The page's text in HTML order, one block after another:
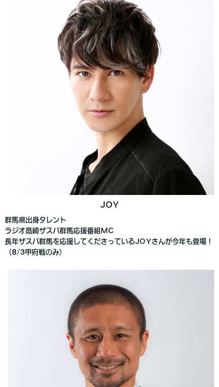
JOY
群馬県出身タレント
ラジオ高崎ザスパ群馬応援番組MC
長年ザスパ群馬を応援してくださっているJOYさんが今年も登場！
（8/3甲府戦のみ）